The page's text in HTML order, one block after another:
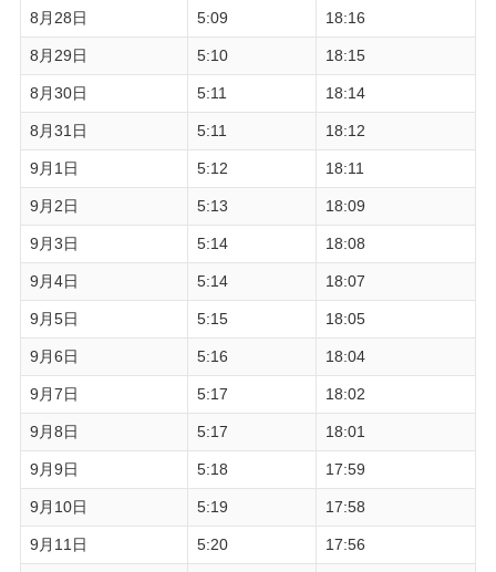
8月28日 5:09 18:16
8月29日 5:10 18:15
8月30日 5:11 18:14
8月31日 5:11 18:12
9月1日 5:12 18:11
9月2日 5:13 18:09
9月3日 5:14 18:08
9月4日 5:14 18:07
9月5日 5:15 18:05
9月6日 5:16 18:04
9月7日 5:17 18:02
9月8日 5:17 18:01
9月9日 5:18 17:59
9月10日 5:19 17:58
9月11日 5:20 17:56